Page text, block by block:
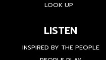
LOOK UP
LISTEN
INSPIRED BY THE PEOPLE